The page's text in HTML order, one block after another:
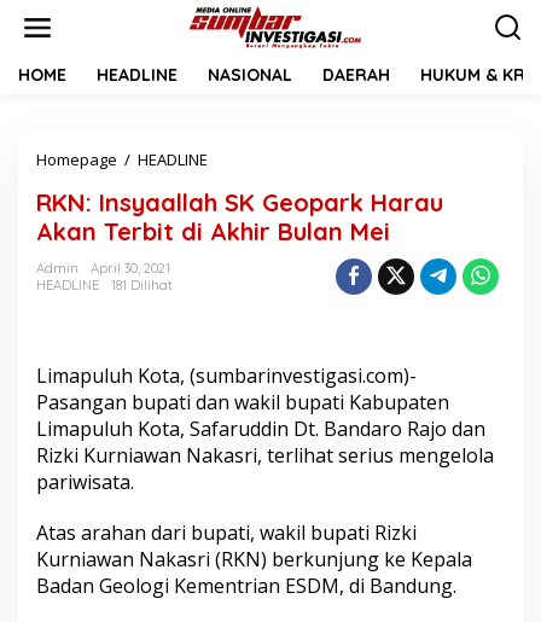
HOME HEADLINE NASIONAL DAERAH HUKUM &
Homepage / HEADLINE
N
l
l
a
h
S
e
o
p
a
RKN: Insyaallah SK Geopark Harau
Akan Terbit di Akhir Bulan Mei
Admin
April 30, 2021
HEADLINE
181 Dilihat
Limapuluh Kota, (sumbarinvestigasi.com)-
Pasangan bupati dan wakil bupati Kabupaten
Limapuluh Kota, Safaruddin Dt. Bandaro Rajo dan
Rizki Kurniawan Nakasri, terlihat serius mengelola
pariwisata.
Atas arahan dari bupati, wakil bupati Rizki
Kurniawan Nakasri (RKN) berkunjung ke Kepala
Badan Geologi Kementrian ESDM, di Bandung.